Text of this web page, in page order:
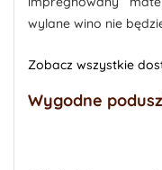
wylane wino nie
Zobacz wszystkie
Wygodne